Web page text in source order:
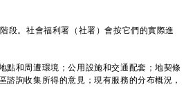
。社會福利署（社署）會按它們的實際進
點和周遭環境；公用設施和交通配套；地契條
詢收集所得的意見；現有服務的分布概況，